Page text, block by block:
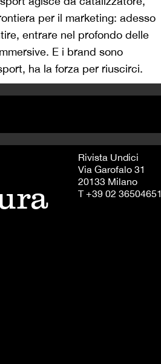
per il marketing: adesso
entrare nel profondo delle
E i brand sono
ha la forza per riuscirci.
Rivista Undici
Via Garofalo 31
20133 Milano
T +39 02 36504651